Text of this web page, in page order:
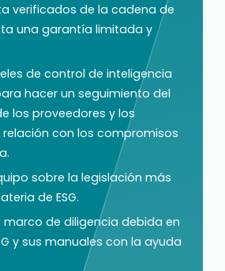
verificados de la cadena de
una garantía limitada y
de control de inteligencia
hacer un seguimiento del
los proveedores y los
con los compromisos
sobre la legislación más
de ESG.
marco de diligencia debida en
y sus manuales con la ayuda